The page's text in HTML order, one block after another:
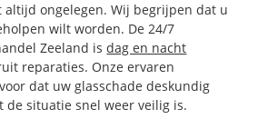
altijd ongelegen. Wij begrijpen dat u
wilt worden. De 24/7
Zeeland isdag en nacht
reparaties. Onze ervaren
dat uw glasschade deskundig
situatie snel weer veilig is.